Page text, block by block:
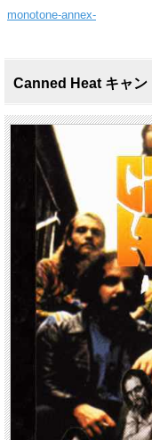
monotone-annex-
Canned Heat キャ